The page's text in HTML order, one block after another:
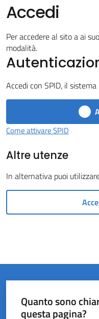
Novità
Servizi
Menu selezionato
Vivere
Castel
Rio
on-
gli
argomenti
Accedi
Per accedere al sito a ai
modalità.
Accedi con SPID, il
Come attivare SPID
Altre utenze
In alternativa puoi
Quanto sono
questa pagina?